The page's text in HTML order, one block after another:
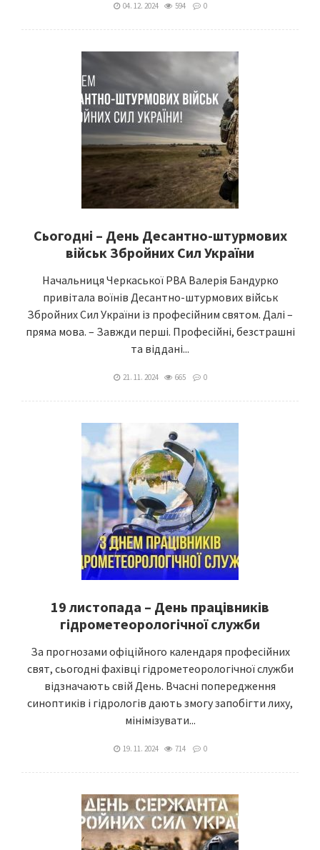
04. 12. 2024 594 0
Сьогодні – День Десантно-штурмових
військ Збройних Сил України
Начальниця Черкаської РВА Валерія Бандурко
привітала воїнів Десантно-штурмових військ
Збройних Сил України із професійним святом. Далі –
пряма мова. – Завжди перші. Професійні, безстрашні
та віддані...
21. 11. 2024 665 0
19 листопада – День працівників
гідрометеорологічної служби
За прогнозами офіційного календаря професійних
свят, сьогодні фахівці гідрометеорологічної служби
відзначають свій День. Вчасні попередження
синоптиків і гідрологів дають змогу запобігти лиху,
мінімізувати...
19. 11. 2024 714 0